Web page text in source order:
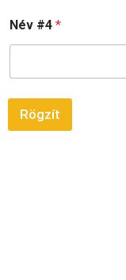
Név #4 *
Rögzít